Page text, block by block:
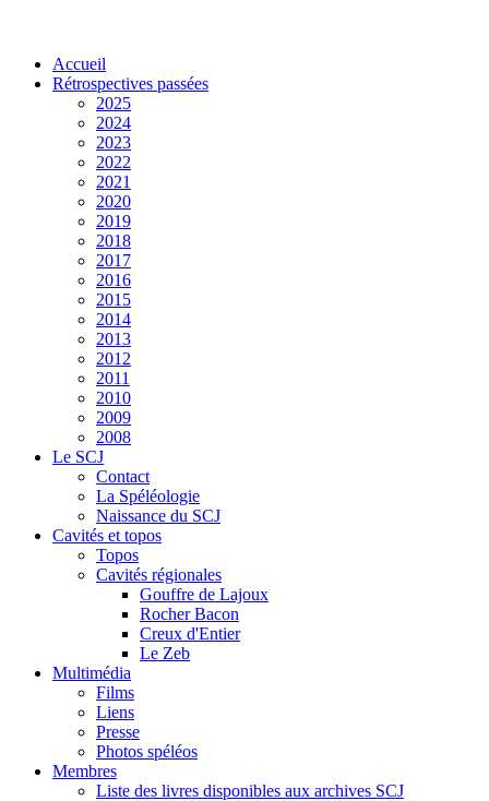
Accueil
Rétrospectives passées
2025
2024
2023
2022
2021
2020
2019
2018
2017
2016
2015
2014
2013
2012
2011
2010
2009
2008
Le SCJ
Contact
La Spéléologie
Naissance du SCJ
Cavités et topos
Topos
Cavités régionales
Gouffre de Lajoux
Rocher Bacon
Creux d'Entier
Le Zeb
Multimédia
Films
Liens
Presse
Photos spéléos
Membres
Liste des livres disponibles aux archives SCJ